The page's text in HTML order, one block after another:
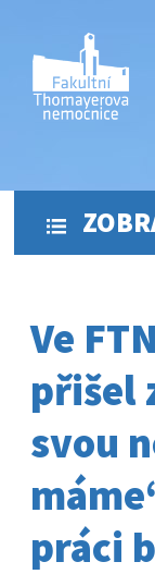
Ve
přišel
svou
práci